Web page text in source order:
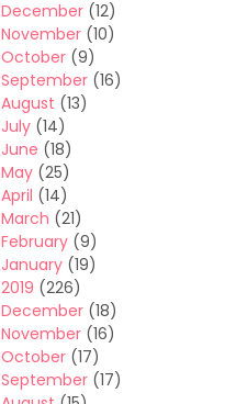
December (12)
November (10)
October (9)
September (16)
August (13)
July (14)
June (18)
May (25)
April (14)
March (21)
February (9)
January (19)
2019 (226)
December (18)
November (16)
October (17)
September (17)